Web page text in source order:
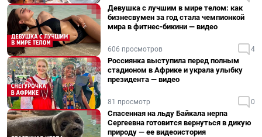
Девушка с лучшим в мире телом: как
бизнесвумен за год стала чемпионкой
мира в фитнес-бикини — видео
606 просмотров 4
Россиянка выступила перед полным
стадионом в Африке и украла улыбку
президента — видео
81 просмотр 0
Спасенная на льду Байкала нерпа
Сергеевна готовится вернуться в дикую
природу — ее видеоистория